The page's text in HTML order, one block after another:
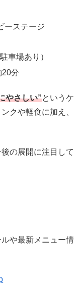
ーステージ
車場あり）
20分
やさしい”というケ
クや軽食に加え、
の展開に注目して
や最新メニュー情